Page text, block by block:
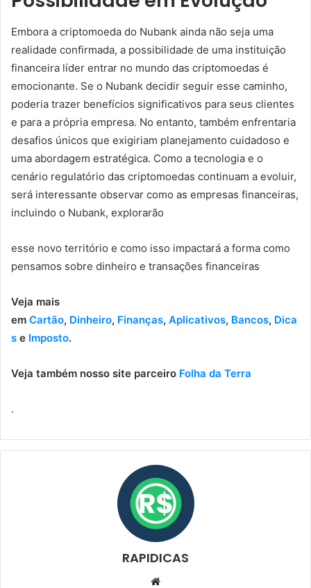
Embora a criptomoeda do Nubank ainda não seja uma
realidade confirmada, a possibilidade de uma instituição
financeira líder entrar no mundo das criptomoedas é
emocionante. Se o Nubank decidir seguir esse caminho,
poderia trazer benefícios significativos para seus clientes
e para a própria empresa. No entanto, também enfrentaria
desafios únicos que exigiriam planejamento cuidadoso e
uma abordagem estratégica. Como a tecnologia e o
cenário regulatório das criptomoedas continuam a evoluir,
será interessante observar como as empresas financeiras,
incluindo o Nubank, explorarão
esse novo território e como isso impactará a forma como
pensamos sobre dinheiro e transações financeiras
Veja mais
em Cartão, Dinheiro, Finanças, Aplicativos, Bancos, Dica
s e Imposto.
Veja também nosso site parceiro Folha da Terra
.
RAPIDICAS
Website